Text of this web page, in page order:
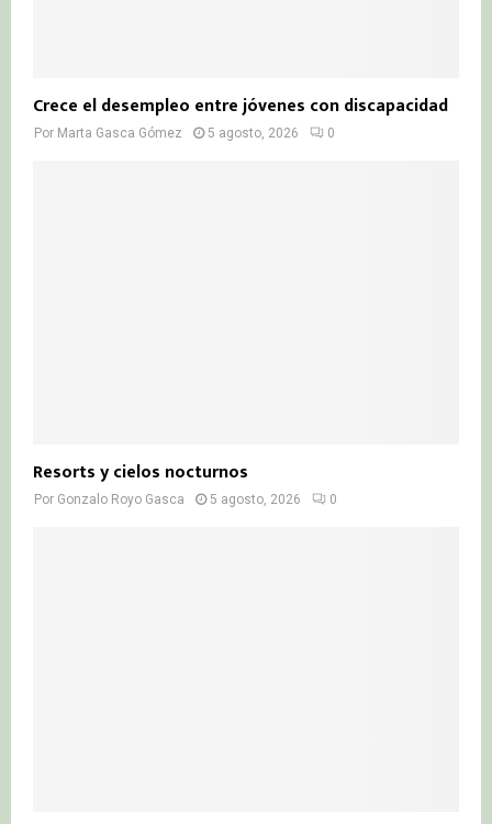
Crece el desempleo entre jóvenes con discapacidad
Por Marta Gasca Gómez 5 agosto, 2026 0
Resorts y cielos nocturnos
Por Gonzalo Royo Gasca 5 agosto, 2026 0